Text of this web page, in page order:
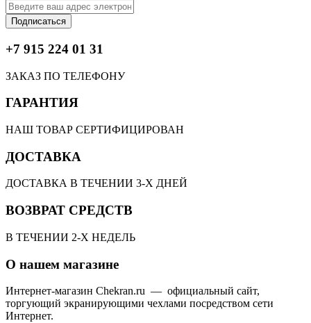
Подписаться
+7 915 224 01 31
ЗАКАЗ ПО ТЕЛЕФОНУ
ГАРАНТИЯ
НАШ ТОВАР СЕРТИФИЦИРОВАН
ДОСТАВКА
ДОСТАВКА В ТЕЧЕНИИ 3-Х ДНЕЙ
ВОЗВРАТ СРЕДСТВ
В ТЕЧЕНИИ 2-Х НЕДЕЛЬ
О нашем магазине
Интернет-магазин Chekran.ru — официальный сайт,
торгующий экранирующими чехлами посредством сети
Интернет.